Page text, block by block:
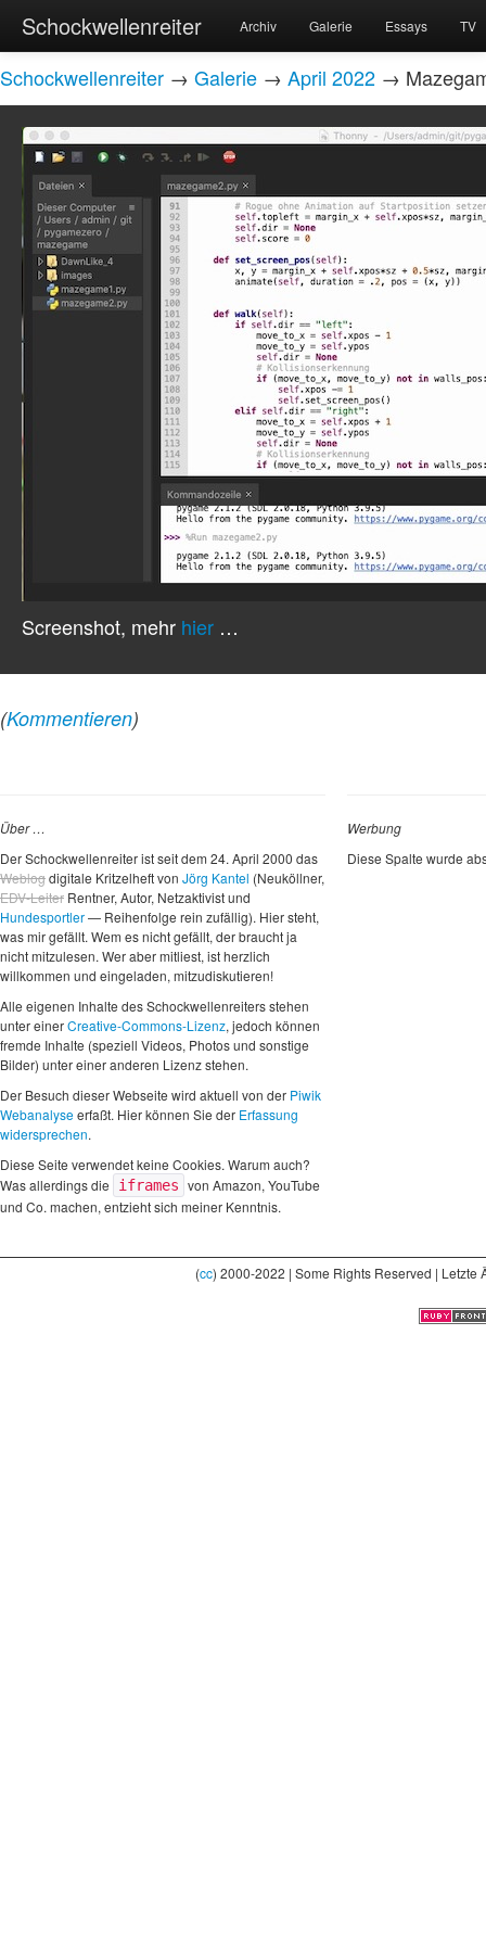
Schockwellenreiter Archiv Galerie Essays TV
Schockwellenreiter → Galerie → April 2022 →
Screenshot, mehr hier …
(Kommentieren)
Über …
Der Schockwellenreiter ist seit dem 24. April 2000 das
Weblogdigitale Kritzelheft von Jörg Kantel (Neuköllner,
EDV-Leiter Rentner, Autor, Netzaktivist und
Hundesportler— Reihenfolge rein zufällig). Hier steht,
was mir gefällt. Wem es nicht gefällt, der braucht ja
nicht mitzulesen. Wer aber mitliest, ist herzlich
willkommen und eingeladen, mitzudiskutieren!
Alle eigenen Inhalte des Schockwellenreiters stehen
unter einerCreative-Commons-Lizenz, jedoch können
fremde Inhalte (speziell Videos, Photos und sonstige
Bilder) unter einer anderen Lizenz stehen.
Der Besuch dieser Webseite wird aktuell von der Piwik
Webanalyseerfaßt. Hier können Sie der Erfassung
widersprechen.
Diese Seite verwendet keine Cookies. Warum auch?
Was allerdings die
iframes von Amazon, YouTube
und Co. machen, entzieht sich meiner Kenntnis.
Werbung
Diese Spalte wurde
(cc) 2000-2022 | Some Rights Reserved |